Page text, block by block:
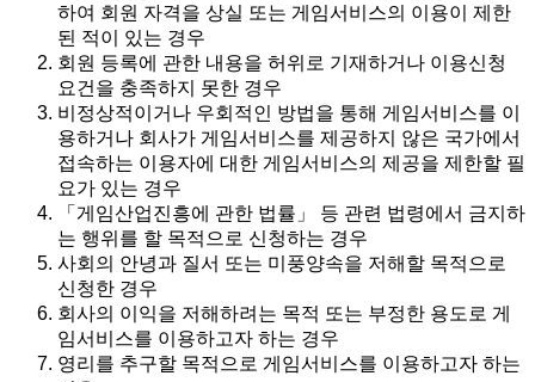
하여 회원 자격을 상실 또는 게임서비스의 이용이 제한
된 적이 있는 경우
회원 등록에 관한 내용을 허위로 기재하거나 이용신청
요건을 충족하지 못한 경우
비정상적이거나 우회적인 방법을 통해 게임서비스를 이
용하거나 회사가 게임서비스를 제공하지 않은 국가에서
접속하는 이용자에 대한 게임서비스의 제공을 제한할 필
요가 있는 경우
「게임산업진흥에 관한 법률」 등 관련 법령에서 금지하
는 행위를 할 목적으로 신청하는 경우
사회의 안녕과 질서 또는 미풍양속을 저해할 목적으로
신청한 경우
회사의 이익을 저해하려는 목적 또는 부정한 용도로 게
임서비스를 이용하고자 하는 경우
영리를 추구할 목적으로 게임서비스를 이용하고자 하는